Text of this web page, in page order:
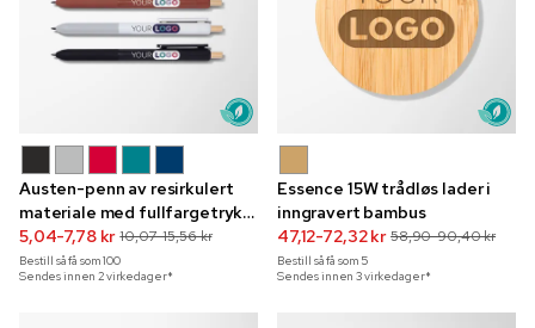
Austen-penn av resirkulert
materiale med fullfargetrykk
og sensorisk
stressreduserende
klistremerke
5,04-7,78 kr 10,07-15,56 kr
Bestill så få som100
Sendes innen 2 virkedager*
Essence 15W trådløs lader i
inngravert bambus
47,12-72,32 kr 58,90-90,40 kr
Bestill så få som 5
Sendes innen 3 virkedager*